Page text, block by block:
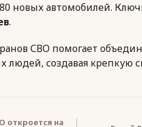
новых автомобилей.
.
СВО помогает
создавая крепкую
откроется на